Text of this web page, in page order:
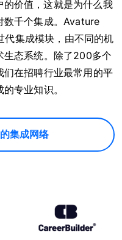
价值，这就是为什么我
数千个集成。Avature
集成模块，由不同的机
生态系统。除了200多个
在招聘行业最常用的平
专业知识。
集成网络